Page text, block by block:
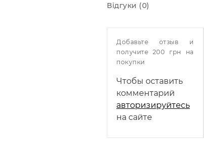
Відгуки (0)
Добавьте отзыв и
получите 200 грн на
покупки
Чтобы оставить
комментарий
авторизируйтесь
на сайте